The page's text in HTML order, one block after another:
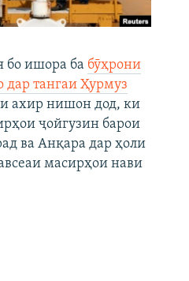
бо ишора ба бӯҳрони
тангаи Ҳурмуз
ахир нишон дод, ки
ҷойгузин барои
ва Анқара дар ҳоли
масирҳои нави